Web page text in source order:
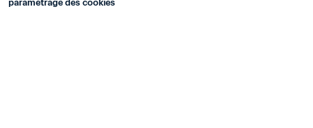
paramétrage des cookies